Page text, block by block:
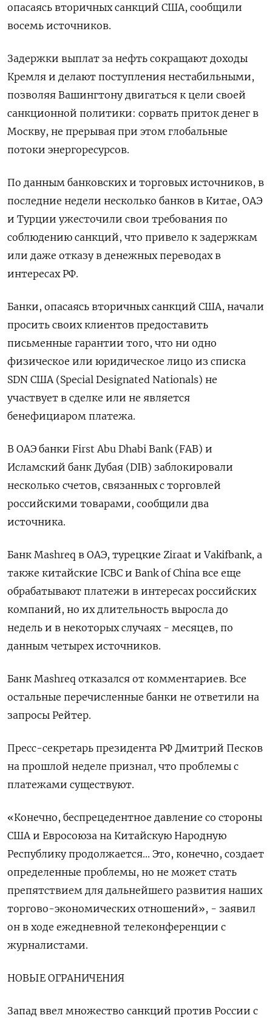
опасаясь вторичных санкций США, сообщили
восемь источников.
Задержки выплат за нефть сокращают доходы
Кремля и делают поступления нестабильными,
позволяя Вашингтону двигаться к цели своей
санкционной политики: сорвать приток денег в
Москву, не прерывая при этом глобальные
потоки энергоресурсов.
По данным банковских и торговых источников, в
последние недели несколько банков в Китае, ОАЭ
и Турции ужесточили свои требования по
соблюдению санкций, что привело к задержкам
или даже отказу в денежных переводах в
интересах РФ.
Банки, опасаясь вторичных санкций США, начали
просить своих клиентов предоставить
письменные гарантии того, что ни одно
физическое или юридическое лицо из списка
SDN США (Special Designated Nationals) не
участвует в сделке или не является
бенефициаром платежа.
В ОАЭ банки First Abu Dhabi Bank (FAB) и
Исламский банк Дубая (DIB) заблокировали
несколько счетов, связанных с торговлей
российскими товарами, сообщили два
источника.
Банк Mashreq в ОАЭ, турецкие Ziraat и Vakifbank, а
также китайские ICBC и Bank of China все еще
обрабатывают платежи в интересах российских
компаний, но их длительность выросла до
недель и в некоторых случаях - месяцев, по
данным четырех источников.
Банк Mashreq отказался от комментариев. Все
остальные перечисленные банки не ответили на
запросы Рейтер.
Пресс-секретарь президента РФ Дмитрий Песков
на прошлой неделе признал, что проблемы с
платежами существуют.
«Конечно, беспрецедентное давление со стороны
США и Евросоюза на Китайскую Народную
Республику продолжается... Это, конечно, создает
определенные проблемы, но не может стать
препятствием для дальнейшего развития наших
торгово-экономических отношений», - заявил
он в ходе ежедневной телеконференции с
журналистами.
НОВЫЕ ОГРАНИЧЕНИЯ
Запад ввел множество санкций против России с